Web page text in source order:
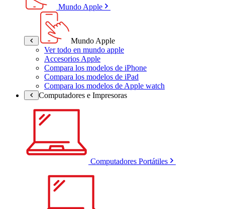
Mundo Apple
Mundo Apple
Ver todo en mundo apple
Accesorios Apple
Compara los modelos de iPhone
Compara los modelos de iPad
Compara los modelos de Apple watch
Computadores e Impresoras
Computadores Portátiles